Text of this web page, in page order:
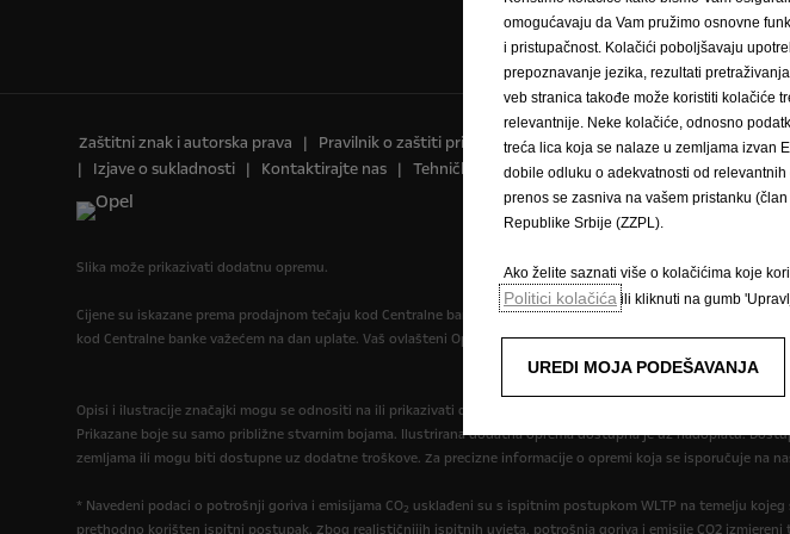
Zaštitni znak i autorska prava Pravilnik o zaštiti privatnosti Pravilnik o kolačićima
Izjave o sukladnosti
Kontaktirajte nas Tehničke informacije Postavke kolačića
Slika može prikazivati dodatnu opremu.
Cijene su iskazane prema prodajnom tečaju kod Centralne banke BIH od 1,95583 KM za 1 EUR prema tečajnoj
kod Centralne banke važećem na dan uplate. Vaš ovlašteni Opel partner može Vam dati točne informacije o
Opisi i ilustracije značajki mogu se odnositi na ili prikazivati dodatnu opremu koja nije uključena u standardnu
Prikazane boje su samo približne stvarnim bojama. Ilustrirana dodatna oprema dostupna je uz nadoplatu.
zemljama ili mogu biti dostupne uz dodatne troškove. Za precizne informacije o opremi koja se isporučuje na
* Navedeni podaci o potrošnji goriva i emisijama CO2 usklađeni su s ispitnim postupkom WLTP na temelju kojeg
prethodno korišten ispitni postupak. Zbog realističnijih ispitnih uvjeta, potrošnja goriva i emisije CO2
omogućavaju da Vam pružimo osnovne
i pristupačnost. Kolačići poboljšavaju
prepoznavanje jezika, rezultati
veb stranica takođe može koristiti kolačiće
relevantnije. Neke kolačiće, odnosno
treća lica koja se nalaze u zemljama izvan
dobile odluku o adekvatnosti od
prenos se zasniva na vašem pristanku
Republike Srbije (ZZPL).
Ako želite saznati više o kolačićima koje
Politici kolačića ili kliknuti na gumb
UREDI MOJA PODEŠAVANJA